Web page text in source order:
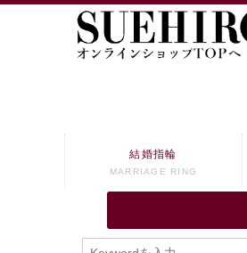
結婚指輪
MARRIAGE RING